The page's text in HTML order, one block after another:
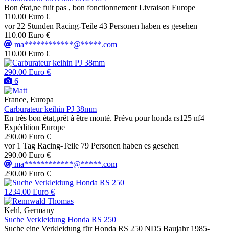
Bon état,ne fuit pas , bon fonctionnement Livraison Europe
110.00 Euro €
vor 22 Stunden Racing-Teile 43 Personen haben es gesehen
110.00 Euro €
ma************@*****.com
110.00 Euro €
290.00 Euro €
6
France, Europa
Carburateur keihin PJ 38mm
En très bon état,prêt à être monté. Prévu pour honda rs125 nf4
Expédition Europe
290.00 Euro €
vor 1 Tag Racing-Teile 79 Personen haben es gesehen
290.00 Euro €
ma************@*****.com
290.00 Euro €
1234.00 Euro €
Kehl, Germany
Suche Verkleidung Honda RS 250
Suche eine Verkleidung für Honda RS 250 ND5 Baujahr 1985-